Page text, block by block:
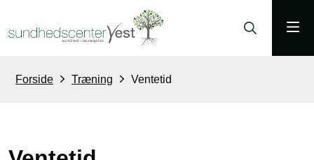
Forside Træning Ventetid